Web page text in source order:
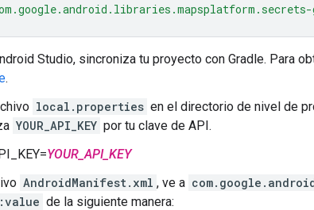
Studio, sincroniza tu proyecto con Gradle. Para
.
local.properties en el directorio de nivel de
YOUR_API_KEY por tu clave de API.
YOUR_API_KEY
AndroidManifest.xml , ve a
de la siguiente manera: